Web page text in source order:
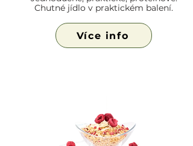
Chutné jídlo v praktickém balení.
Více info